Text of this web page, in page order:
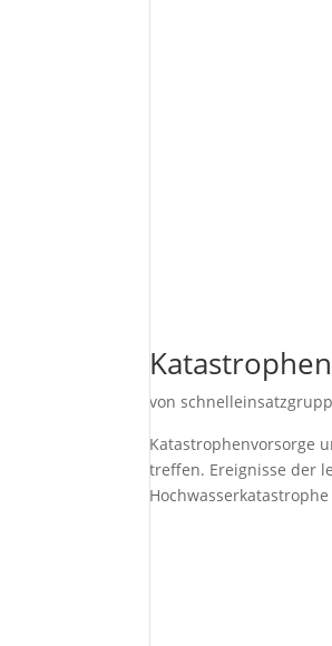
von
Katastrophenvorsorge
treffen. Ereignisse der